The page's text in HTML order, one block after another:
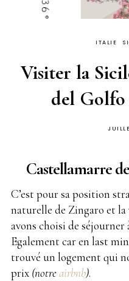
ITALIE
Visiter la
del Golfo
PUBLIÉ
Castellamarre
C’est pour sa position
naturelle de Zingaro et la
avons choisi de
Egalement car en last
trouvé un logement qui
prix (notreairbnb).